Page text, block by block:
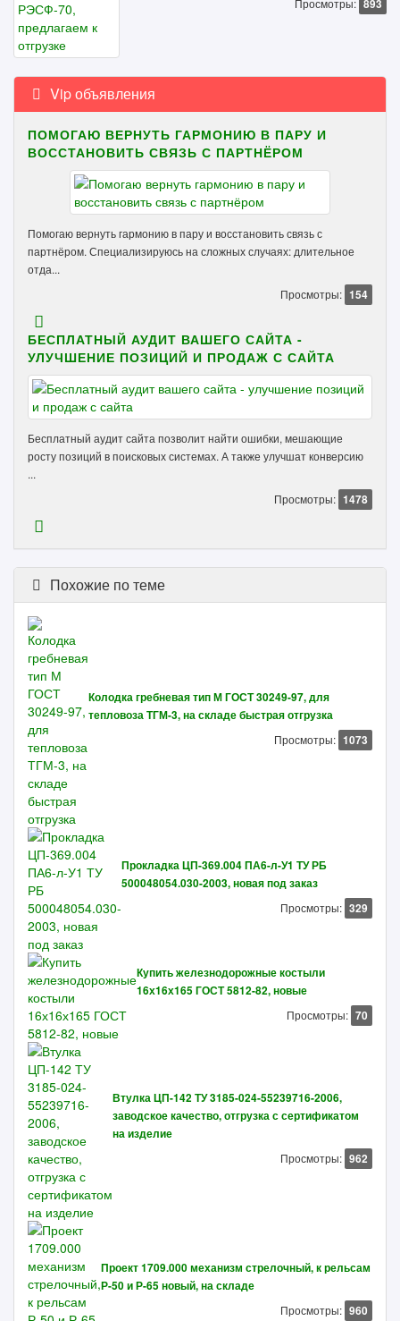
Просмотры: 893
Vip объявления
ПОМОГАЮ ВЕРНУТЬ ГАРМОНИЮ В ПАРУ И
ВОССТАНОВИТЬ СВЯЗЬ С ПАРТНЁРОМ
Помогаю вернуть гармонию в пару и восстановить связь с
партнёром. Специализируюсь на сложных случаях: длительное
отда...
Просмотры: 154
БЕСПЛАТНЫЙ АУДИТ ВАШЕГО САЙТА -
УЛУЧШЕНИЕ ПОЗИЦИЙ И ПРОДАЖ С САЙТА
Бесплатный аудит сайта позволит найти ошибки, мешающие
росту позиций в поисковых системах. А также улучшат конверсию
...
Просмотры: 1478
Похожие по теме
Колодка гребневая тип М ГОСТ 30249-97, для
тепловоза ТГМ-3, на складе быстрая отгрузка
Просмотры: 1073
Прокладка ЦП-369.004 ПА6-л-У1 ТУ РБ
500048054.030-2003, новая под заказ
Просмотры: 329
Купить железнодорожные костыли
16х16х165 ГОСТ 5812-82, новые
Просмотры: 70
Втулка ЦП-142 ТУ 3185-024-55239716-2006,
заводское качество, отгрузка с сертификатом
на изделие
Просмотры: 962
Проект 1709.000 механизм стрелочный, к рельсам
Р-50 и Р-65 новый, на складе
Просмотры: 960